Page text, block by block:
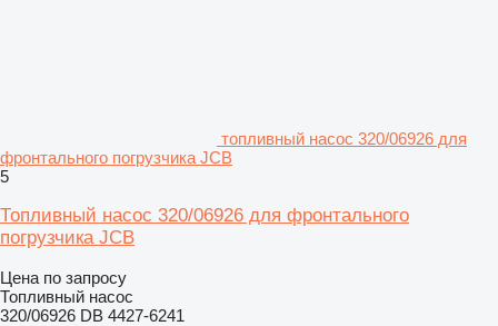
топливный насос 320/06926 для
фронтального погрузчика JCB
5
Топливный насос 320/06926 для фронтального
погрузчика JCB
Цена по запросу
Топливный насос
320/06926 DB 4427-6241